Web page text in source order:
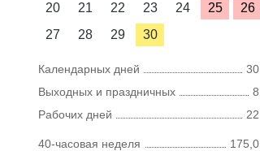
20
21 22 23 24 25
26
27
28 29 30
Календарных дней
30
Выходных и праздничных
8
Рабочих дней
22
40-часовая неделя
175,0